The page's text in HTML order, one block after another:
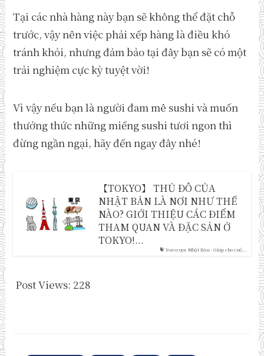
Tại các nhà hàng này bạn sẽ không thể đặt chỗ
trước, vậy nên việc phải xếp hàng là điều khó
tránh khỏi, nhưng đảm bảo tại đây bạn sẽ có một
trải nghiệm cực kỳ tuyệt vời!
Vì vậy nếu bạn là người đam mê sushi và muốn
thưởng thức những miếng sushi tươi ngon thì
đừng ngần ngại, hãy đến ngay đây nhé!
Yorozuya Nhật Bản - Giúp cho cuộ...
【TOKYO】 THỦ ĐÔ CỦA
NHẬT BẢN LÀ NƠI NHƯ THẾ
NÀO? GIỚI THIỆU CÁC ĐIỂM
THAM QUAN VÀ ĐẶC SẢN Ở
TOKYO!...
Post Views: 228